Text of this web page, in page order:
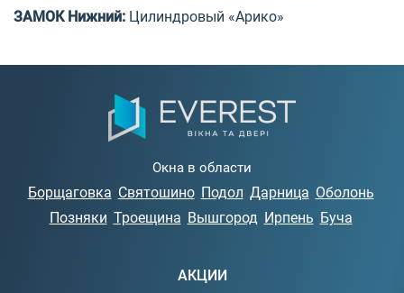
ЗАМОК Нижний: Цилиндровый «Арико»
Окна в области
Борщаговка Святошино Подол Дарница Оболонь
Позняки Троещина Вышгород Ирпень Буча
АКЦИИ